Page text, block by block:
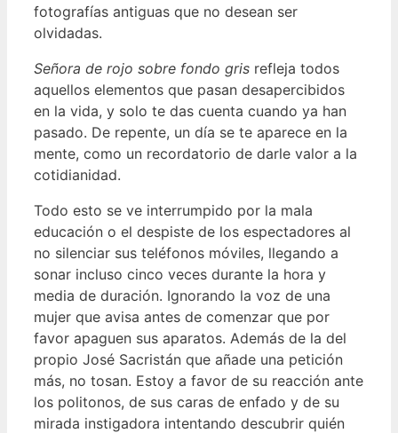
fotografías antiguas que no desean ser
olvidadas.
Señora de rojo sobre fondo gris refleja todos
aquellos elementos que pasan desapercibidos
en la vida, y solo te das cuenta cuando ya han
pasado. De repente, un día se te aparece en la
mente, como un recordatorio de darle valor a la
cotidianidad.
Todo esto se ve interrumpido por la mala
educación o el despiste de los espectadores al
no silenciar sus teléfonos móviles, llegando a
sonar incluso cinco veces durante la hora y
media de duración. Ignorando la voz de una
mujer que avisa antes de comenzar que por
favor apaguen sus aparatos. Además de la del
propio José Sacristán que añade una petición
más, no tosan. Estoy a favor de su reacción ante
los politonos, de sus caras de enfado y de su
mirada instigadora intentando descubrir quién